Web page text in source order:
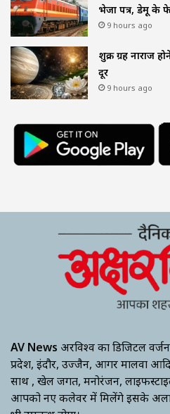
भेजा पत्र, डेमू के
9 hours ago
शुक्र ग्रह नाराज
दूर
9 hours ago
AV News अक्षरविश्व का डिजिटल
प्रदेश, इंदौर, उज्जैन, आगर मालवा
साथ , खेल जगत, मनोरंजन,
आपको नए कलेवर में मिलेंगे इसके